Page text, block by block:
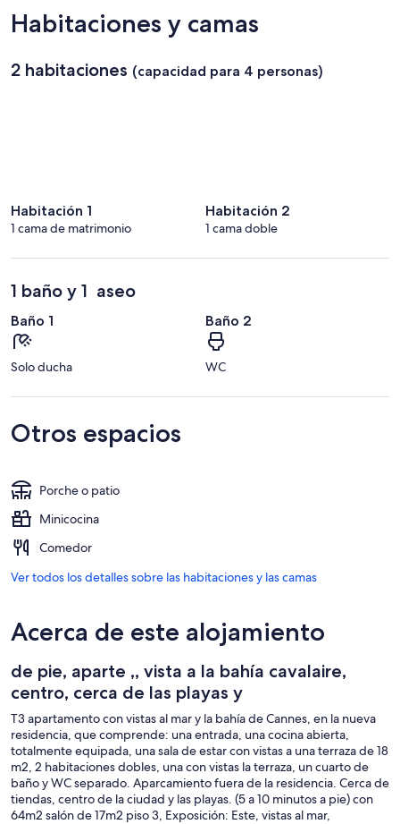
Habitaciones y camas
2 habitaciones (capacidad para 4 personas)
Habitación 1
1 cama de matrimonio
Habitación 2
1 cama doble
1 baño y 1 aseo
Baño 1
Solo ducha
Baño 2
WC
Otros espacios
Porche o patio
Minicocina
Comedor
Ver todos los detalles sobre las habitaciones y las camas
Acerca de este alojamiento
de pie, aparte ,, vista a la bahía cavalaire,
centro, cerca de las playas y
T3 apartamento con vistas al mar y la bahía de Cannes, en la nueva
residencia, que comprende: una entrada, una cocina abierta,
totalmente equipada, una sala de estar con vistas a una terraza de 18
m2, 2 habitaciones dobles, una con vistas la terraza, un cuarto de
baño y WC separado. Aparcamiento fuera de la residencia. Cerca de
tiendas, centro de la ciudad y las playas. (5 a 10 minutos a pie) con
64m2 salón de 17m2 piso 3, Exposición: Este, vistas al mar,